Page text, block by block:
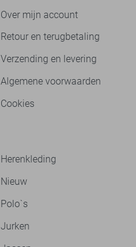
Over mijn account
Retour en terugbetaling
Verzending en levering
Algemene voorwaarden
Cookies
Herenkleding
Nieuw
Polo`s
Jurken